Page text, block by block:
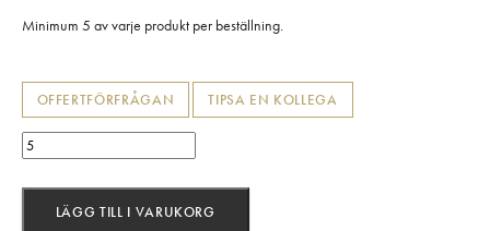
Minimum 5 av varje produkt per beställning.
OFFERTFÖRFRÅGAN TIPSA EN KOLLEGA
Le
Creuset
LÄGG TILL I VARUKORG